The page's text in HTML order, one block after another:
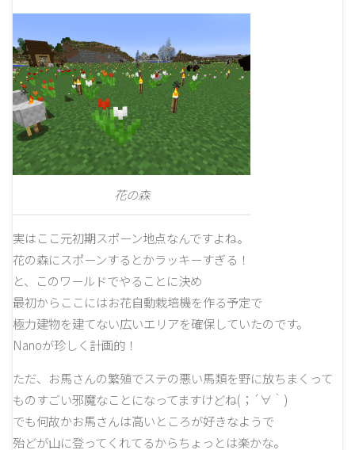
花の森
実はここ元初期スポーン地点なんですよね。
花の森にスポーンするとかラッキーすぎる！
と、このワールドでやることに決め
最初からここにはお花自動栽培機を作る予定で
極力建物を建てない広いエリアを確保していたのです。
Nanoが珍しく計画的！
ただ、お馬さんの繁殖でステの悪い馬類を野に放ちまくって
ものすごい邪魔なことになってますけどね(；´∀｀)
でも何故かお馬さんは高いところが好きなようで
殆どが山に登ってくれてるからちょっとは楽かな。